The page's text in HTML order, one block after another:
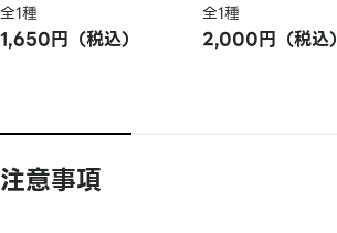
全1種
1,650円（税込）
全1種
2,000円（税込）
注意事項